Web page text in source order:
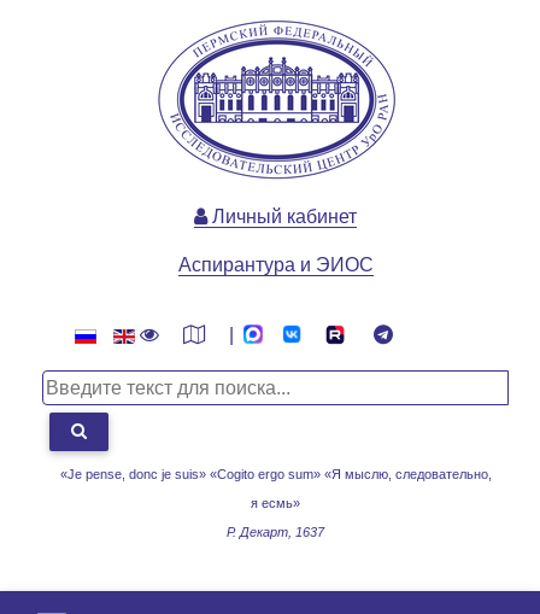
«Je pense, donc je suis» «Cogito ergo sum» «Я мыслю, следовательно,
я есмь»
Р. Декарт, 1637
Личный кабинет
Аспирантура и ЭИОС